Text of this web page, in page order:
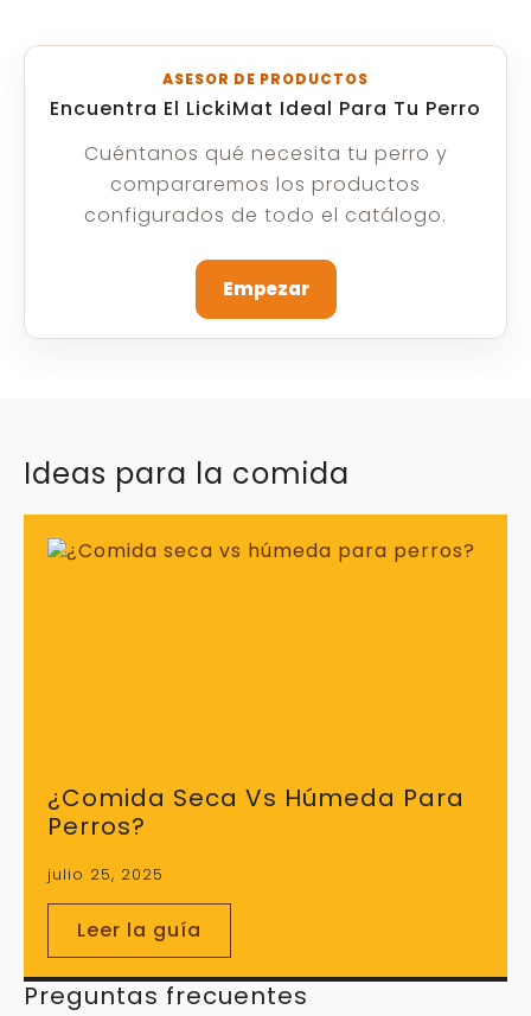
ASESOR DE PRODUCTOS
Encuentra El LickiMat Ideal Para Tu Perro
Cuéntanos qué necesita tu perro y
compararemos los productos
configurados de todo el catálogo.
Empezar
Ideas para la comida
¿Comida Seca Vs Húmeda Para
Perros?
julio 25, 2025
Leer la guía
Preguntas frecuentes